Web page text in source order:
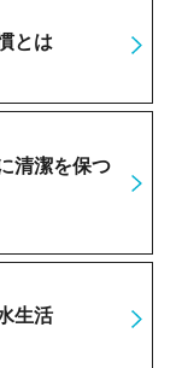
とは
清潔を保つ
生活